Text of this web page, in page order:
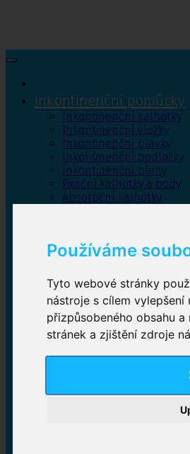
Používáme
Tyto webové stránky
nástroje s cílem
přizpůsobeného obsahu
stránek a zjištění zdroje
Inkontinenční pomůcky
Inkontinenční kalhotky
Inkontinenční vložky
Inkontinenční plavky
Inkontinenční podložky
Inkontinenční pleny
Fixační kalhotky a body
Absorpční kalhotky
Inkontinenční
Plenkové kalhotky
zalepovací,
Inkontinenční